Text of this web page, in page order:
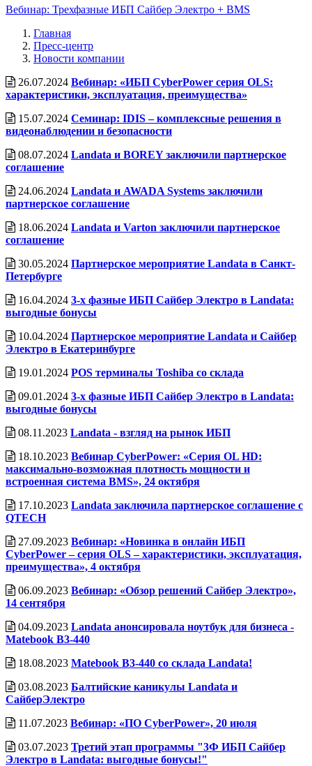
Вебинар: Трехфазные ИБП Сайбер Электро + BMS
Главная
Пресс-центр
Новости компании
26.07.2024 Вебинар: «ИБП CyberPower серия OLS:
характеристики, эксплуатация, преимущества»
15.07.2024 Семинар: IDIS – комплексные решения в
видеонаблюдении и безопасности
08.07.2024 Landata и BOREY заключили партнерское
соглашение
24.06.2024 Landata и AWADA Systems заключили
партнерское соглашение
18.06.2024 Landata и Varton заключили партнерское
соглашение
30.05.2024 Партнерское мероприятие Landata в Санкт-
Петербурге
16.04.2024 3-х фазные ИБП Сайбер Электро в Landata:
выгодные бонусы
10.04.2024 Партнерское мероприятие Landata и Сайбер
Электро в Екатеринбурге
19.01.2024 POS терминалы Toshiba со склада
09.01.2024 3-х фазные ИБП Сайбер Электро в Landata:
выгодные бонусы
08.11.2023 Landata - взгляд на рынок ИБП
18.10.2023 Вебинар СyberPower: «Серия OL HD:
максимально-возможная плотность мощности и
встроенная система BMS», 24 октября
17.10.2023 Landata заключила партнерское соглашение с
QTECH
27.09.2023 Вебинар: «Новинка в онлайн ИБП
CyberPower – серия OLS – характеристики, эксплуатация,
преимущества», 4 октября
06.09.2023 Вебинар: «Обзор решений Сайбер Электро»,
14 сентября
04.09.2023 Landata анонсировала ноутбук для бизнеса -
Matebook B3-440
18.08.2023 Matebook В3-440 со склада Landata!
03.08.2023 Балтийские каникулы Landata и
СайберЭлектро
11.07.2023 Вебинар: «ПО CyberPower», 20 июля
03.07.2023 Третий этап программы "3Ф ИБП Сайбер
Электро в Landata: выгодные бонусы!"